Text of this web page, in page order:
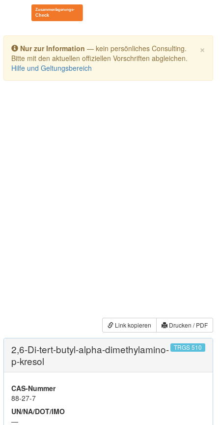
Toggle navigation
×
Nur zur Information — kein persönliches Consulting.
Bitte mit den aktuellen offiziellen Vorschriften abgleichen.
Hilfe und Geltungsbereich
Link kopieren Drucken / PDF
2,6-Di-tert-butyl-alpha-dimethylamino-
p-kresol
TRGS 510
CAS-Nummer
88-27-7
UN/NA/DOT/IMO
—